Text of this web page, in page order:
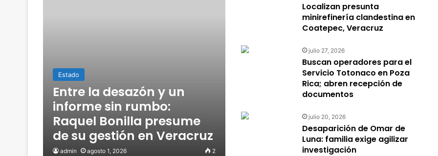
Estado
Entre la desazón y un
informe sin rumbo:
Raquel Bonilla presume
de su gestión en Veracruz
admin agosto 1, 2026 2
Localizan presunta
minirefinería clandestina en
Coatepec, Veracruz
julio 27, 2026
Buscan operadores para el
Servicio Totonaco en Poza
Rica; abren recepción de
documentos
julio 20, 2026
Desaparición de Omar de
Luna: familia exige agilizar
investigación